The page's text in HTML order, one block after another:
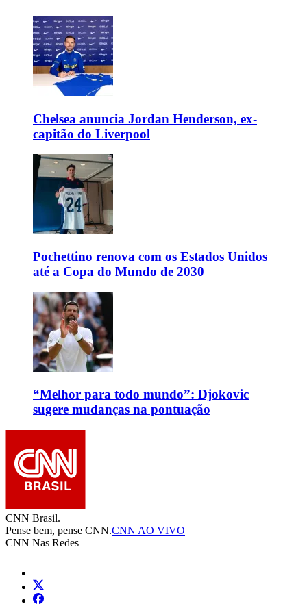
Chelsea anuncia Jordan Henderson, ex-
capitão do Liverpool
Pochettino renova com os Estados Unidos
até a Copa do Mundo de 2030
“Melhor para todo mundo”: Djokovic
sugere mudanças na pontuação
CNN Brasil.
Pense bem, pense CNN.CNN AO VIVO
CNN Nas Redes